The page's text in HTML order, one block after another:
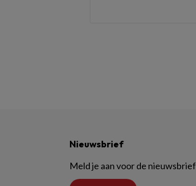
Nieuwsbrief
Meld je aan voor de nieuwsbrief